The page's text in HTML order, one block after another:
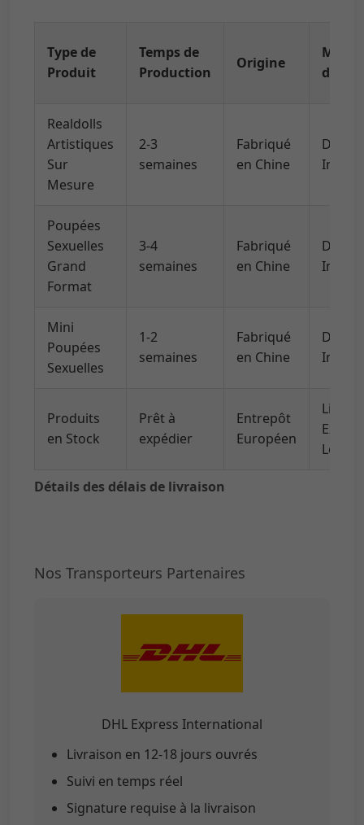
Détails des délais de livraison
Type de
Produit
Temps de
Production
Origine
Realdolls
Artistiques
Sur
Mesure
2-3
semaines
Fabriqué
en Chine
DHL/
Poupées
Sexuelles
Grand
Format
3-4
semaines
Fabriqué
en Chine
DHL/
Mini
Poupées
Sexuelles
1-2
semaines
Fabriqué
en Chine
DHL/
Produits
en Stock
Prêt à
expédier
Entrepôt
Européen
Locale
Nos Transporteurs Partenaires
DHL Express International
Livraison en 12-18 jours ouvrés
Suivi en temps réel
Signature requise à la livraison